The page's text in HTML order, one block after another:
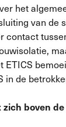
het
van
de
boven